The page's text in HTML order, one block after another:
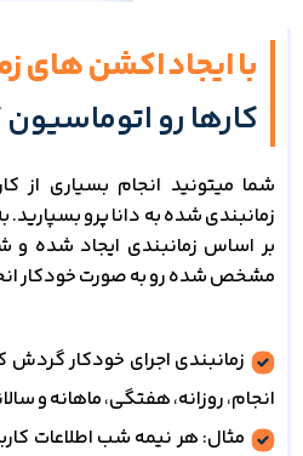
با ایجاد اکشن های
کارها رو
شما میتونید انجام بسیاری از
زمانبندی شده به دانا پرو
بر اساس زمانبندی ایجاد شده و
مشخص شده رو به صورت خودکار
زمانبندی اجرای خودکار گردش
انجام، روزانه، هفتگی، ماهانه و
مثال: هر نیمه شب اطلاعات